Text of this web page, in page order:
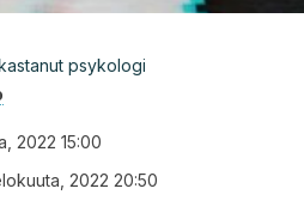
psykologi
2022 15:00
2022 20:50